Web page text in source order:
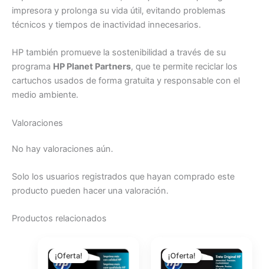
impresora y prolonga su vida útil, evitando problemas
técnicos y tiempos de inactividad innecesarios.
HP también promueve la sostenibilidad a través de su
programa HP Planet Partners, que te permite reciclar los
cartuchos usados de forma gratuita y responsable con el
medio ambiente.
Valoraciones
No hay valoraciones aún.
Solo los usuarios registrados que hayan comprado este
producto pueden hacer una valoración.
Productos relacionados
¡Oferta!
¡Oferta!precio
original
precio
actual
¡Oferta!
¡Oferta!precio
original
precio
actual